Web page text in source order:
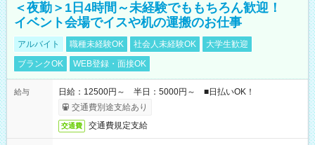
＜夜勤＞1日4時間～未経験でももちろん歓迎！
イベント会場でイスや机の運搬のお仕事
アルバイト 職種未経験OK 社会人未経験OK
大学生歓迎
ブランクOK
WEB登録・面接OK
給与
日給：12500円～ 半日：5000円～ ■日払いOK！
交通費別途支給あり
交通費 交通費規定支給